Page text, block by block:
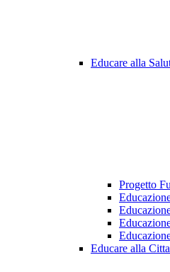
Educare alla
Progetto
Educare alla